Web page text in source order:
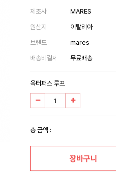
제조사 MARES
원산지 이탈리아
브랜드 mares
배송비결제 무료배송
옥터퍼스 루프
총 금액 :
장바구니